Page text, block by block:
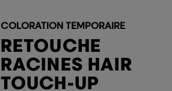
COLORATION TEMPORAIRE
RETOUCHE
RACINES HAIR
TOUCH-UP